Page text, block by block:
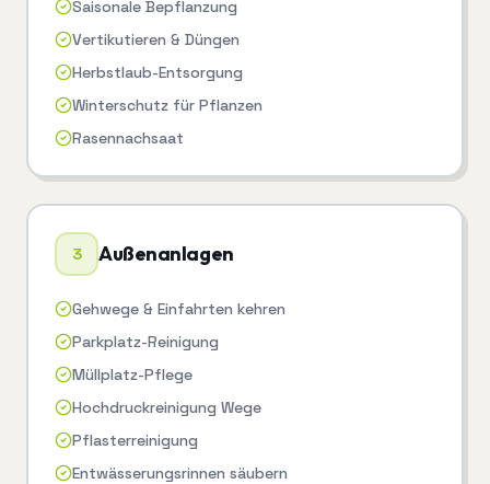
Saisonale Bepflanzung
Vertikutieren & Düngen
Herbstlaub-Entsorgung
Winterschutz für Pflanzen
Rasennachsaat
3 Außenanlagen
Gehwege & Einfahrten kehren
Parkplatz-Reinigung
Müllplatz-Pflege
Hochdruckreinigung Wege
Pflasterreinigung
Entwässerungsrinnen säubern